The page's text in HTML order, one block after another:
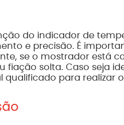
do indicador de
e precisão. É
se o mostrador está
fiação solta. Caso seja
qualificado para realizar